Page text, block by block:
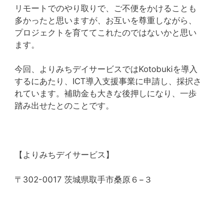
リモートでのやり取りで、ご不便をかけることも
多かったと思いますが、お互いを尊重しながら、
プロジェクトを育ててこれたのではないかと思い
ます。
今回、よりみちデイサービスではKotobukiを導入
するにあたり、ICT導入支援事業に申請し、採択さ
れています。補助金も大きな後押しになり、一歩
踏み出せたとのことです。
【よりみちデイサービス】
〒302-0017 茨城県取手市桑原６−３